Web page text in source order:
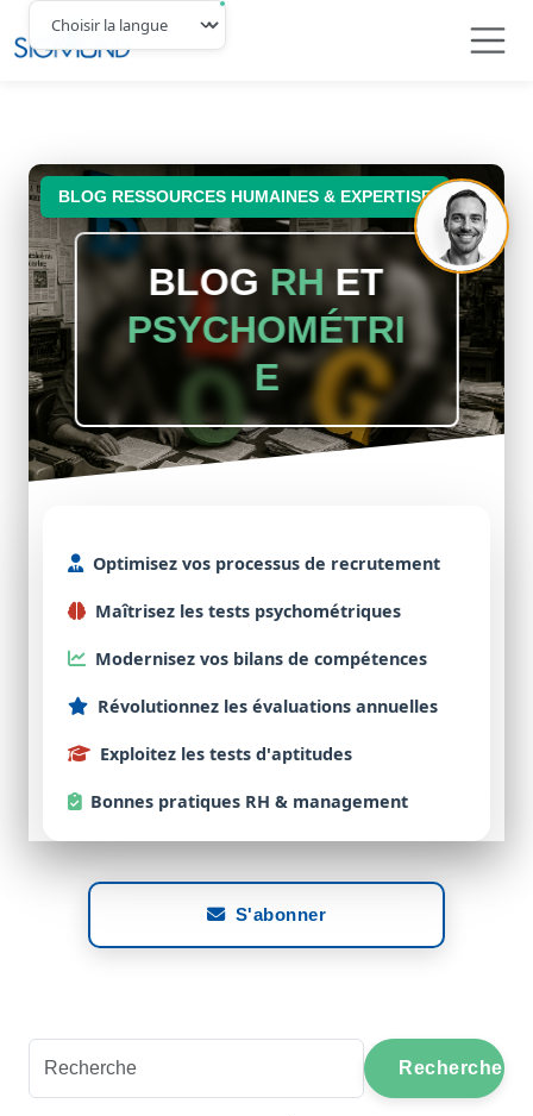
Navbar
BLOG RESSOURCES HUMAINES & EXPERTISE
BLOGRH ET
PSYCHOMÉTRI
E
Optimisez vos processus de recrutement
Maîtrisez les tests psychométriques
Modernisez vos bilans de compétences
Révolutionnez les évaluations annuelles
Exploitez les tests d'aptitudes
Bonnes pratiques RH & management
S'abonner
Recherche